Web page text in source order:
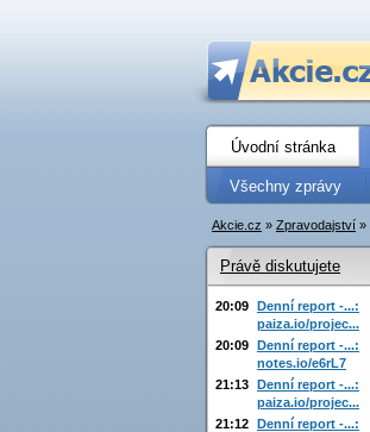
Úvodní stránka
Všechny zprávy
Akcie.cz » Zpravodajství »
Právě diskutujete
20:09 Denní report -...:
paiza.io/projec...
20:09 Denní report -...:
notes.io/e6rL7
21:13 Denní report -...:
paiza.io/projec...
21:12 Denní report -...: